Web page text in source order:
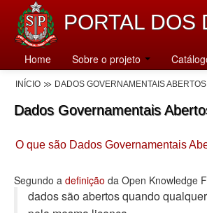
PORTAL DOS
Home Sobre o projeto
INÍCIO DADOS GOVERNAMENTAIS ABERTOS
Dados Governamentais
O que são Dados Governamentais
Segundo a definição da Open Knowledge
dados são abertos quando